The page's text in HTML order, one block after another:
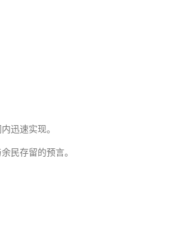
迅速实现。
民存留的预言。